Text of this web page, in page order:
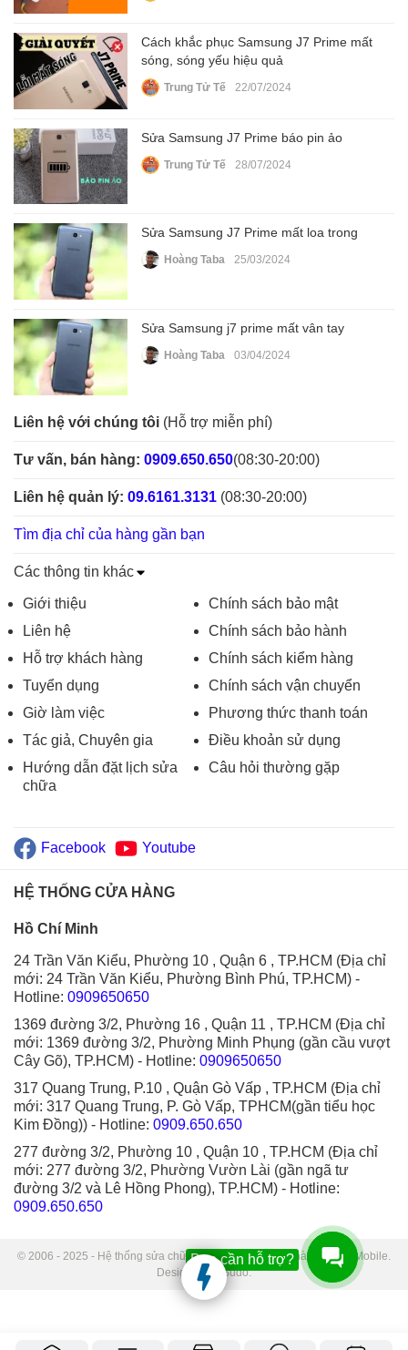
Cách khắc phục Samsung J7 Prime mất
sóng, sóng yếu hiệu quả
Trung Tử Tế 22/07/2024
Sửa Samsung J7 Prime báo pin ảo
Trung Tử Tế 28/07/2024
Sửa Samsung J7 Prime mất loa trong
Hoàng Taba 25/03/2024
Sửa Samsung j7 prime mất vân tay
Hoàng Taba 03/04/2024
Liên hệ với chúng tôi (Hỗ trợ miễn phí)
Tư vấn, bán hàng: 0909.650.650(08:30-20:00)
Liên hệ quản lý: 09.6161.3131 (08:30-20:00)
Tìm địa chỉ của hàng gần bạn
Các thông tin khác
Giới thiệu
Liên hệ
Hỗ trợ khách hàng
Tuyển dụng
Giờ làm việc
Tác giả, Chuyên gia
Hướng dẫn đặt lịch sửa
chữa
Chính sách bảo mật
Chính sách bảo hành
Chính sách kiểm hàng
Chính sách vận chuyển
Phương thức thanh toán
Điều khoản sử dụng
Câu hỏi thường gặp
Facebook Youtube
HỆ THỐNG CỬA HÀNG
Hồ Chí Minh
24 Trần Văn Kiểu, Phường 10 , Quận 6 , TP.HCM (Địa chỉ
mới: 24 Trần Văn Kiểu, Phường Bình Phú, TP.HCM) -
Hotline: 0909650650
1369 đường 3/2, Phường 16 , Quận 11 , TP.HCM (Địa chỉ
mới: 1369 đường 3/2, Phường Minh Phụng (gần cầu vượt
Cây Gõ), TP.HCM) - Hotline: 0909650650
317 Quang Trung, P.10 , Quận Gò Vấp , TP.HCM (Địa chỉ
mới: 317 Quang Trung, P. Gò Vấp, TPHCM(gần tiểu học
Kim Đồng)) - Hotline: 0909.650.650
277 đường 3/2, Phường 10 , Quận 10 , TP.HCM (Địa chỉ
mới: 277 đường 3/2, Phường Vườn Lài (gần ngã tư
đường 3/2 và Lê Hồng Phong), TP.HCM) - Hotline:
0909.650.650
© 2006 - 2025 - Hệ thống sửa chữa điện thoại di động Thành Trung Mobile.
Designed by Sudo.
Bạn cần hỗ trợ?